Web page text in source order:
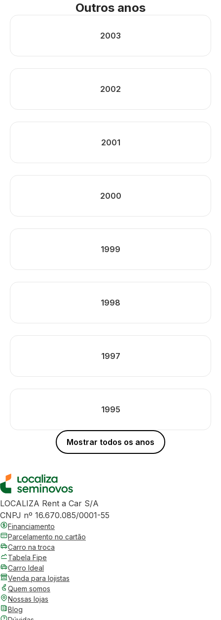
Outros anos
2003
2002
2001
2000
1999
1998
1997
1995
Mostrar todos os anos
LOCALIZA Rent a Car S/A
CNPJ nº 16.670.085/0001-55
Financiamento
Parcelamento no cartão
Carro na troca
Tabela Fipe
Carro Ideal
Venda para lojistas
Quem somos
Nossas lojas
Blog